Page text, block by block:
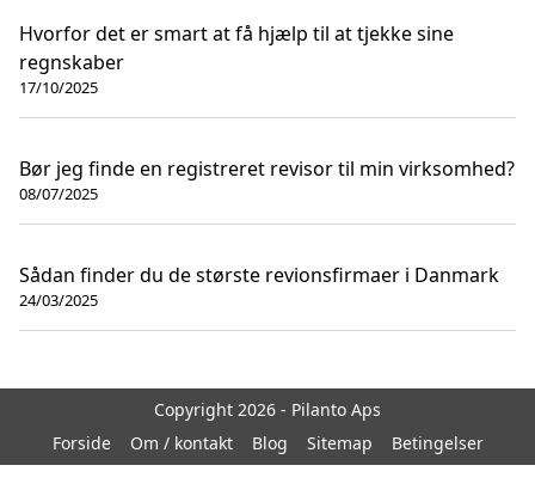
Hvorfor det er smart at få hjælp til at tjekke sine
regnskaber
17/10/2025
Bør jeg finde en registreret revisor til min virksomhed?
08/07/2025
Sådan finder du de største revionsfirmaer i Danmark
24/03/2025
Copyright 2026 - Pilanto Aps
Forside
Om / kontakt Blog Sitemap Betingelser